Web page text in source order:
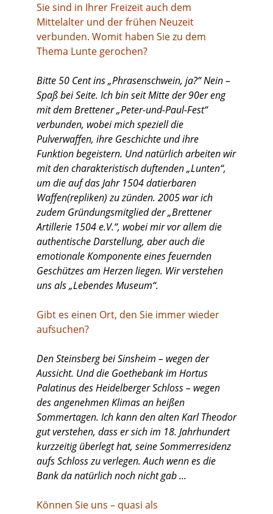
Sie sind in Ihrer Freizeit auch dem
Mittelalter und der frühen Neuzeit
verbunden. Womit haben Sie zu dem
Thema Lunte gerochen?
Bitte 50 Cent ins „Phrasenschwein, ja?“ Nein –
Spaß bei Seite. Ich bin seit Mitte der 90er eng
mit dem Brettener „Peter-und-Paul-Fest“
verbunden, wobei mich speziell die
Pulverwaffen, ihre Geschichte und ihre
Funktion begeistern. Und natürlich arbeiten wir
mit den charakteristisch duftenden „Lunten“,
um die auf das Jahr 1504 datierbaren
Waffen(repliken) zu zünden. 2005 war ich
zudem Gründungsmitglied der „Brettener
Artillerie 1504 e.V.“, wobei mir vor allem die
authentische Darstellung, aber auch die
emotionale Komponente eines feuernden
Geschützes am Herzen liegen. Wir verstehen
uns als „Lebendes Museum“.
Gibt es einen Ort, den Sie immer wieder
aufsuchen?
Den Steinsberg bei Sinsheim – wegen der
Aussicht. Und die Goethebank im Hortus
Palatinus des Heidelberger Schloss – wegen
des angenehmen Klimas an heißen
Sommertagen. Ich kann den alten Karl Theodor
gut verstehen, dass er sich im 18. Jahrhundert
kurzzeitig überlegt hat, seine Sommerresidenz
aufs Schloss zu verlegen. Auch wenn es die
Bank da natürlich noch nicht gab …
Können Sie uns – quasi als